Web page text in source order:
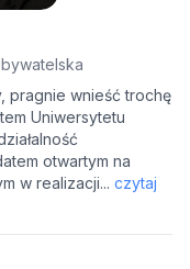
pragnie wnieść trochę
Uniwersytetu
otwartym na
w realizacji... czytaj